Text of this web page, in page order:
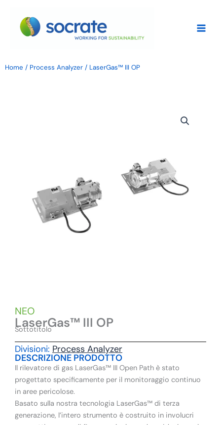
contenuto
Home / Process Analyzer / LaserGas™ III OP
NEO
LaserGas™ III OP
Sottotitolo
Divisioni: Process Analyzer
DESCRIZIONE PRODOTTO
Il rilevatore di gas LaserGas™ III Open Path è stato
progettato specificamente per il monitoraggio continuo
in aree pericolose.
Basato sulla nostra tecnologia LaserGas™ di terza
generazione, l’intero strumento è costruito in involucri